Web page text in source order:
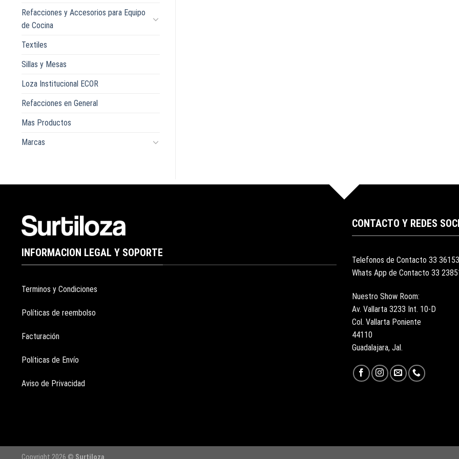
Refacciones y Accesorios para Equipo
de Cocina
Textiles
Sillas y Mesas
Loza Institucional ECOR
Refacciones en General
Mas Productos
Marcas
INFORMACION LEGAL Y SOPORTE
Terminos y Condiciones
Políticas de reembolso
Facturación
Políticas de Envío
Aviso de Privacidad
CONTACTO Y REDES
Telefonos de Contacto 33
Whats App de Contacto 33
Nuestro Show Room:
Av. Vallarta 3233 Int. 10-D
Col. Vallarta Poniente
44110
Guadalajara, Jal.